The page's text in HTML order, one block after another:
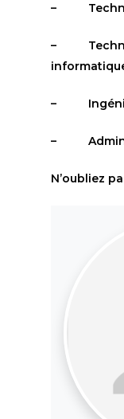
–
–
–
–
N’oubliez